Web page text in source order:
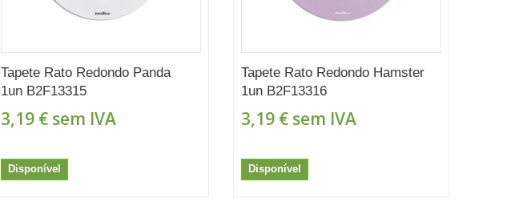
Tapete Rato Redondo Panda
1un B2F13315
3,19 €sem IVA
Disponível
Tapete Rato Redondo Hamster
1un B2F13316
3,19 €sem IVA
Disponível